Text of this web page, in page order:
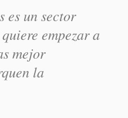
es un sector
empezar a
mejor
la